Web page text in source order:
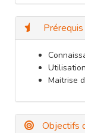
Prérequis
Maitrise
Objectifs